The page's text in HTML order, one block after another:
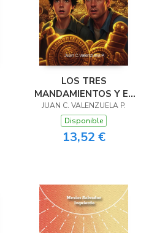
LOS TRES
MANDAMIENTOS Y EL
DORADO: El
maravilloso mundo de
los Incas
JUAN C. VALENZUELA P.
Disponible
13,52 €